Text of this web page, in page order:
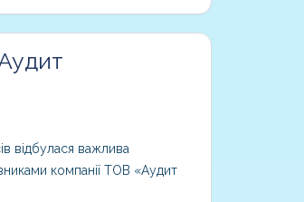
відбулася важлива
компанії ТОВ «Аудит